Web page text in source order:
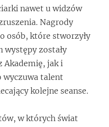
nawet u widzów
Nagrody
osób, które stworzyły
występy zostały
Akademię, jak i
wyczuwa talent
kolejne seanse.
w których świat